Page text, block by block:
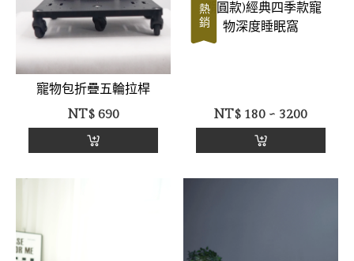
寵物包折疊五輪拉桿
NT$690
熱銷
(橢圓款)經典四季款寵
物深度睡眠窩
NT$ 180 ~ 3200